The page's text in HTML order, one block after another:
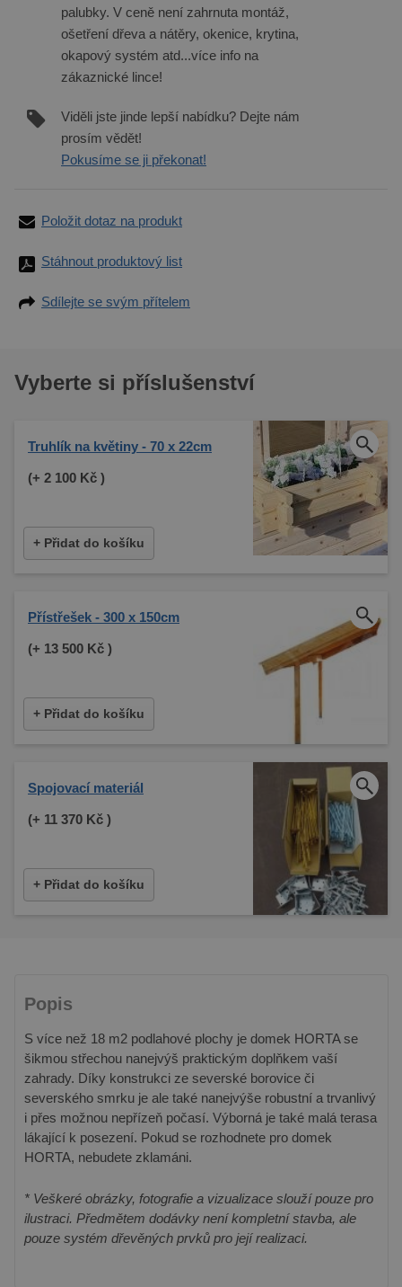
palubky. V ceně není zahrnuta montáž,
ošetření dřeva a nátěry, okenice, krytina,
okapový systém atd...více info na
zákaznické lince!
Viděli jste jinde lepší nabídku? Dejte nám
prosím vědět!
Pokusíme se ji překonat!
Položit dotaz na produkt
Stáhnout produktový list
Sdílejte se svým přítelem
Vyberte si příslušenství
Truhlík na květiny - 70 x 22cm
(+ 2 100 Kč )
+ Přidat do košíku
Přístřešek - 300 x 150cm
(+ 13 500 Kč )
+ Přidat do košíku
Spojovací materiál
(+ 11 370 Kč )
+ Přidat do košíku
Popis
S více než 18 m2 podlahové plochy je domek HORTA se
šikmou střechou nanejvýš praktickým doplňkem vaší
zahrady. Díky konstrukci ze severské borovice či
severského smrku je ale také nanejvýše robustní a trvanlivý
i přes možnou nepřízeň počasí. Výborná je také malá terasa
lákající k posezení. Pokud se rozhodnete pro domek
HORTA, nebudete zklamáni.
* Veškeré obrázky, fotografie a vizualizace slouží pouze pro
ilustraci. Předmětem dodávky není kompletní stavba, ale
pouze systém dřevěných prvků pro její realizaci.